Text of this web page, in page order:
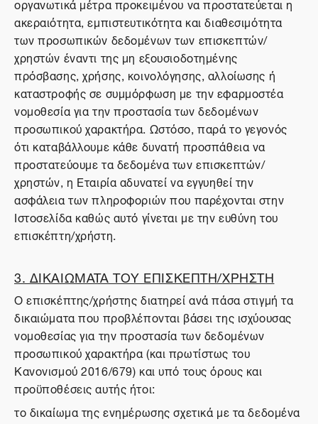
ακεραιότητα, εμπιστευτικότητα και διαθεσιμότητα
των προσωπικών δεδομένων των επισκεπτών/
χρηστών έναντι της μη εξουσιοδοτημένης
πρόσβασης, χρήσης, κοινολόγησης, αλλοίωσης ή
καταστροφής σε συμμόρφωση με την εφαρμοστέα
νομοθεσία για την προστασία των δεδομένων
προσωπικού χαρακτήρα. Ωστόσο, παρά το γεγονός
ότι καταβάλλουμε κάθε δυνατή προσπάθεια να
προστατεύουμε τα δεδομένα των επισκεπτών/
χρηστών, η Εταιρία αδυνατεί να εγγυηθεί την
ασφάλεια των πληροφοριών που παρέχονται στην
Ιστοσελίδα καθώς αυτό γίνεται με την ευθύνη του
επισκέπτη/χρήστη.
3. ΔΙΚΑΙΩΜΑΤΑ ΤΟΥ ΕΠΙΣΚΕΠΤΗ/ΧΡΗΣΤΗ
Ο επισκέπτης/χρήστης διατηρεί ανά πάσα στιγμή τα
δικαιώματα που προβλέπονται βάσει της ισχύουσας
νομοθεσίας για την προστασία των δεδομένων
προσωπικού χαρακτήρα (και πρωτίστως του
Κανονισμού 2016/679) και υπό τους όρους και
προϋποθέσεις αυτής ήτοι:
το δικαίωμα της ενημέρωσης σχετικά με τα δεδομένα